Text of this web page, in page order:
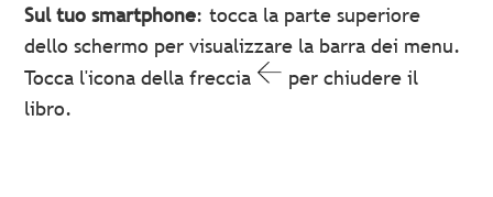
Sul tuo smartphone: tocca la parte superiore
dello schermo per visualizzare la barra dei menu.
Tocca l'icona della freccia
per chiudere il
libro.